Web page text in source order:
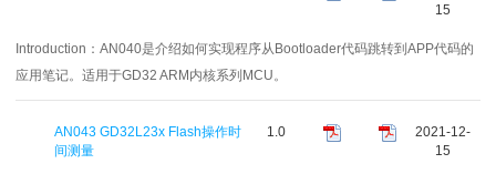
15
Introduction： AN040是介绍如何实现程序从Bootloader代码跳转到APP代码的
应用笔记。适用于GD32 ARM内核系列MCU。
AN043 GD32L23x Flash操作时
间测量
1.0
2021-12-
15